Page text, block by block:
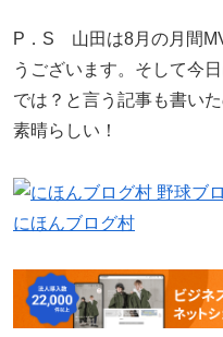
P．S 山田は8月の月間
うございます。そして今
では？と言う記事も書い
素晴らしい！
にほんブログ村